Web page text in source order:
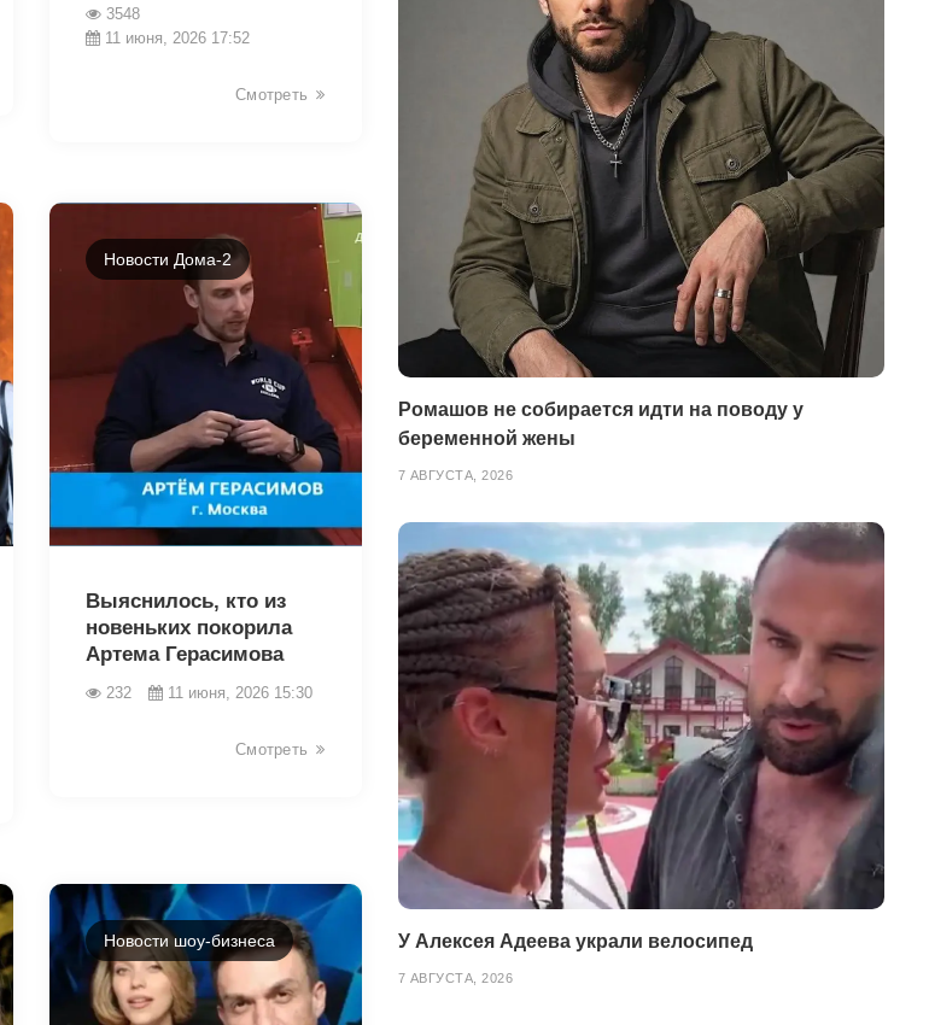
3548
11 июня, 2026 17:52
Смотреть
Новости Дома-2
Выяснилось, кто из
новеньких покорила
Артема Герасимова
232 11 июня, 2026 15:30
Смотреть
Новости шоу-бизнеса
Ромашов не собирается идти на поводу у
беременной жены
7 АВГУСТА, 2026
У Алексея Адеева украли велосипед
7 АВГУСТА, 2026